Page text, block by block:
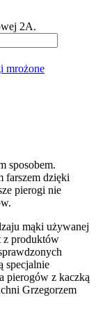
2A.
mrożone
sposobem.
farszem dzięki
pierogi nie
mąki używanej
z produktów
specjalnie
pierogów z kaczką
Grzegorzem